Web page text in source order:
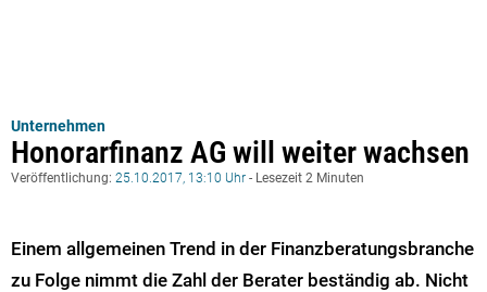
Unternehmen
Honorarfinanz AG will weiter wachsen
Veröffentlichung: 25.10.2017, 13:10 Uhr - Lesezeit 2 Minuten
Einem allgemeinen Trend in der Finanzberatungsbranche
zu Folge nimmt die Zahl der Berater beständig ab. Nicht